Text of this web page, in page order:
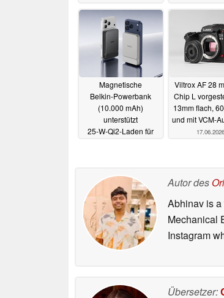
Magnetische
Belkin‑Powerbank
(10.000 mAh)
unterstützt
25‑W‑Qi2‑Laden für
Viltrox AF 28
Chip L
13mm flach,
und mit VCM-
17.06.2026
Autor des
Abhinav is
Mechanical
Instagram
Übersetzer: